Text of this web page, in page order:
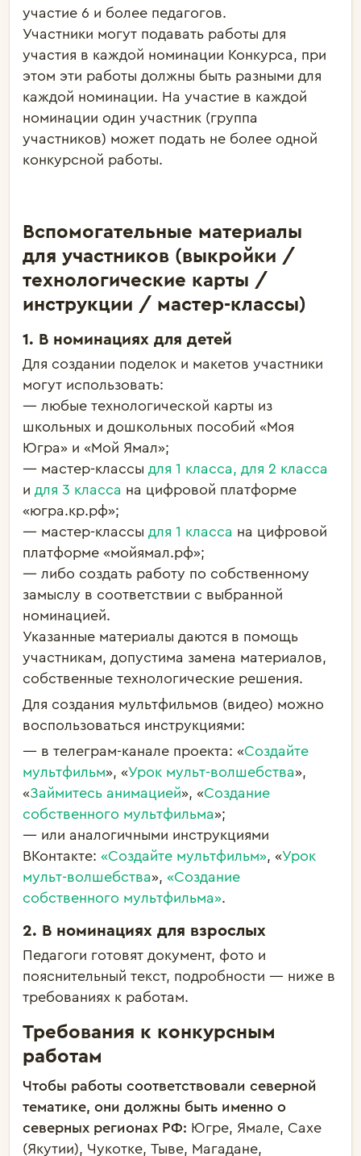
участие 6 и более педагогов.
Участники могут подавать работы для
участия в каждой номинации Конкурса, при
этом эти работы должны быть разными для
каждой номинации. На участие в каждой
номинации один участник (группа
участников) может подать не более одной
конкурсной работы.
Вспомогательные материалы
для участников (выкройки /
технологические карты /
инструкции / мастер-классы)
1. В номинациях для детей
Для создании поделок и макетов участники
могут использовать:
— любые технологической карты из
школьных и дошкольных пособий «Моя
Югра» и «Мой Ямал»;
— мастер-классы для 1 класса, для 2 класса
и для 3 класса на цифровой платформе
«югра.кр.рф»;
— мастер-классы для 1 класса на цифровой
платформе «мойямал.рф»;
— либо создать работу по собственному
замыслу в соответствии с выбранной
номинацией.
Указанные материалы даются в помощь
участникам, допустима замена материалов,
собственные технологические решения.
Для создания мультфильмов (видео) можно
воспользоваться инструкциями:
— в телеграм-канале проекта: «Создайте
мультфильм», «Урок мульт-волшебства»,
«Займитесь анимацией», «Создание
собственного мультфильма»;
— или аналогичными инструкциями
ВКонтакте: «Создайте мультфильм», «Урок
мульт-волшебства», «Создание
собственного мультфильма».
2. В номинациях для взрослых
Педагоги готовят документ, фото и
пояснительный текст, подробности — ниже в
требованиях к работам.
Требования к конкурсным
работам
Чтобы работы соответствовали северной
тематике, они должны быть именно о
северных регионах РФ: Югре, Ямале, Сахе
(Якутии), Чукотке, Тыве, Магадане,